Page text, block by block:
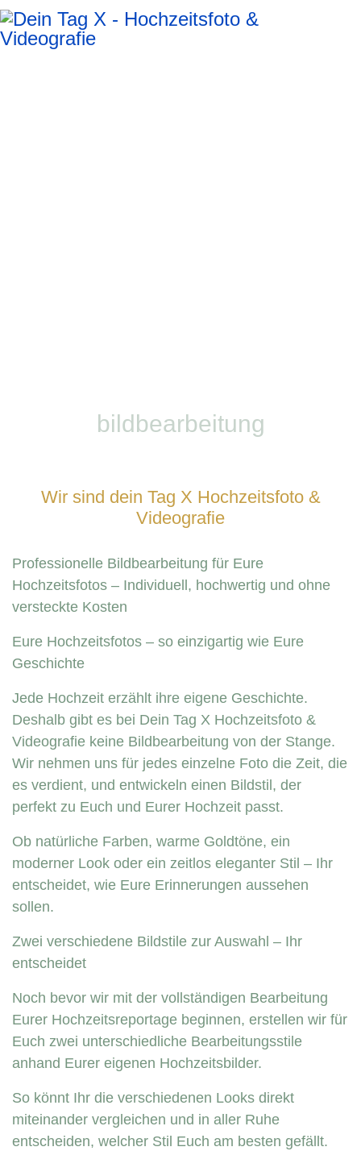
bildbearbeitung
Wir sind dein Tag X Hochzeitsfoto &
Videografie
Professionelle Bildbearbeitung für Eure
Hochzeitsfotos – Individuell, hochwertig und ohne
versteckte Kosten
Eure Hochzeitsfotos – so einzigartig wie Eure
Geschichte
Jede Hochzeit erzählt ihre eigene Geschichte.
Deshalb gibt es bei Dein Tag X Hochzeitsfoto &
Videografie keine Bildbearbeitung von der Stange.
Wir nehmen uns für jedes einzelne Foto die Zeit, die
es verdient, und entwickeln einen Bildstil, der
perfekt zu Euch und Eurer Hochzeit passt.
Ob natürliche Farben, warme Goldtöne, ein
moderner Look oder ein zeitlos eleganter Stil – Ihr
entscheidet, wie Eure Erinnerungen aussehen
sollen.
Zwei verschiedene Bildstile zur Auswahl – Ihr
entscheidet
Noch bevor wir mit der vollständigen Bearbeitung
Eurer Hochzeitsreportage beginnen, erstellen wir für
Euch zwei unterschiedliche Bearbeitungsstile
anhand Eurer eigenen Hochzeitsbilder.
So könnt Ihr die verschiedenen Looks direkt
miteinander vergleichen und in aller Ruhe
entscheiden, welcher Stil Euch am besten gefällt.